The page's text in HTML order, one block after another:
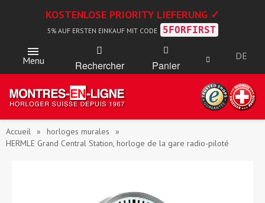
KOSTENLOSE PRIORITY LIEFERUNG ✓
5% AUF ERSTEN EINKAUF MIT CODE 5FORFIRST
Menu Rechercher Panier
DE
Accueil
horloges murales
HERMLE Grand Central Station, horloge de la gare radio-piloté